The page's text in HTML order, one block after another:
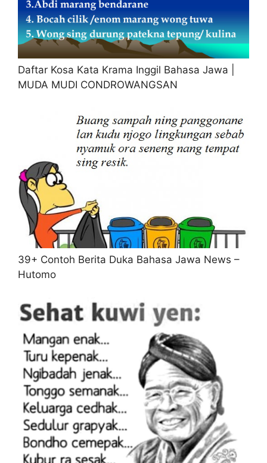
Daftar Kosa Kata Krama Inggil Bahasa Jawa |
MUDA MUDI CONDROWANGSAN
39+ Contoh Berita Duka Bahasa Jawa News –
Hutomo